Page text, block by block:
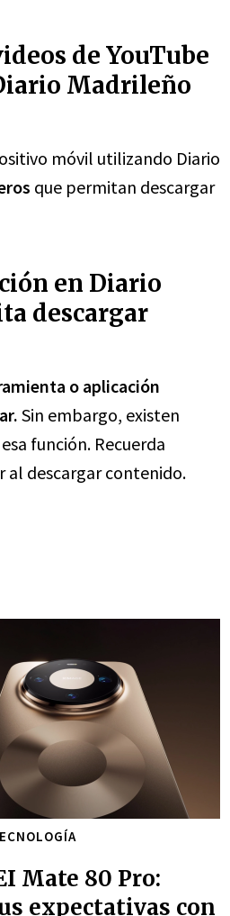
de YouTube
Madrileño
móvil utilizando Diario
que permitan descargar
en Diario
descargar
o aplicación
Sin embargo, existen
función. Recuerda
al descargar contenido.
Mate 80 Pro:
expectativas con